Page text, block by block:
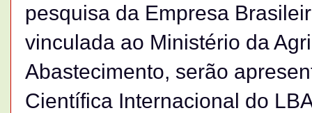
pesquisa da Empresa
vinculada ao Ministério da
Abastecimento, serão
Científica Internacional do